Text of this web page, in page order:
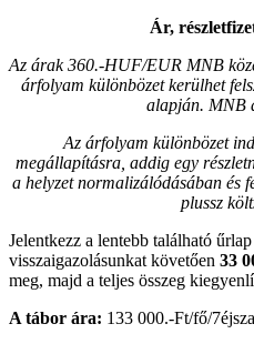
Ár,
Az árak 360.-HUF/EUR MNB
árfolyam különbözet kerülhet
alapján. MNB
Az árfolyam különbözet
megállapításra, addig egy
a helyzet normalizálódásában és
plussz
Jelentkezz a lentebb található
visszaigazolásunkat követően 33
meg, majd a teljes összeg
A tábor ára: 133 000.-Ft/fő/